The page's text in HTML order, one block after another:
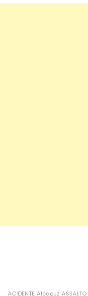
ACIDENTE Alcaçuz ASSALTO